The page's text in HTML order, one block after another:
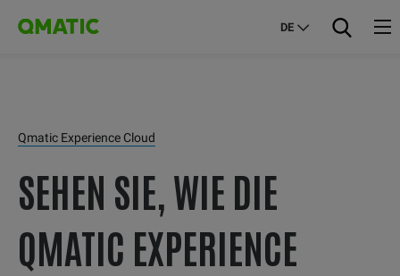
DE
Qmatic Experience Cloud
SEHEN SIE, WIE DIE
QMATIC EXPERIENCE